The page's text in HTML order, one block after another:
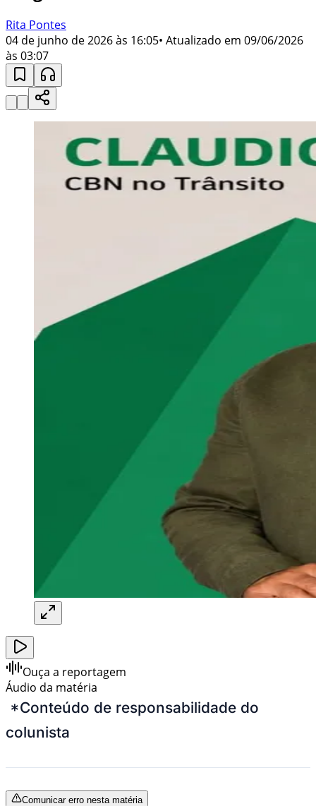
Rita Pontes
04 de junho de 2026 às 16:05• Atualizado em 09/06/2026
às 03:07
Ouça a reportagem
Áudio da matéria
*Conteúdo de responsabilidade do
colunista
Comunicar erro nesta matéria